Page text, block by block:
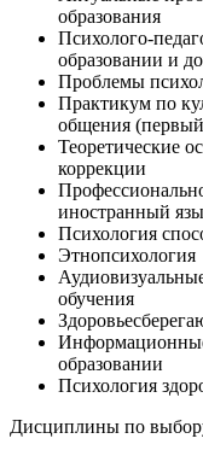
образования
Психолого-
образовании и
Проблемы
Практикум по
общения
Теоретические
коррекции
иностранный
Психология
Этнопсихология
обучения
образовании
Психология
Дисциплины по